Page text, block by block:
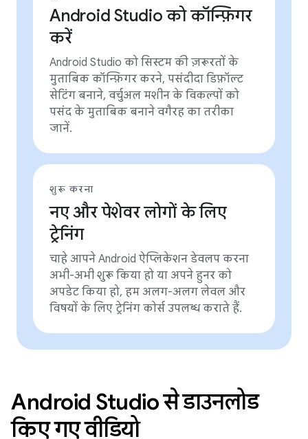
Android Studio को कॉन्फ़िगर
करें
Android Studio को सिस्टम की ज़रूरतों के
मुताबिक कॉन्फ़िगर करने, पसंदीदा डिफ़ॉल्ट
सेटिंग बनाने, वर्चुअल मशीन के विकल्पों को
पसंद के मुताबिक बनाने वगैरह का तरीका
जानें.
शुरू करना
नए और पेशेवर लोगों के लिए
ट्रेनिंग
चाहे आपने Android ऐप्लिकेशन डेवलप करना
अभी-अभी शुरू किया हो या अपने हुनर को
अपडेट किया हो, हम अलग-अलग लेवल और
विषयों के लिए ट्रेनिंग काेर्स उपलब्ध कराते हैं.
Android Studio से डाउनलोड
किए गए वीडियो